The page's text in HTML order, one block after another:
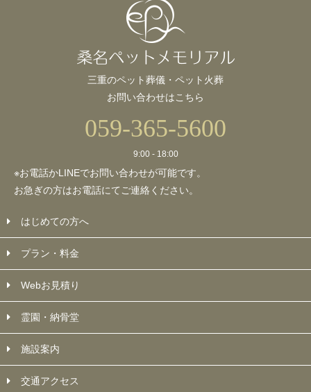
三重のペット葬儀・ペット火葬
お問い合わせはこちら
059-365-5600
9:00 - 18:00
※お電話かLINEでお問い合わせが可能です。
お急ぎの方はお電話にてご連絡ください。
はじめての方へ
プラン・料金
Webお見積り
霊園・納骨堂
施設案内
交通アクセス